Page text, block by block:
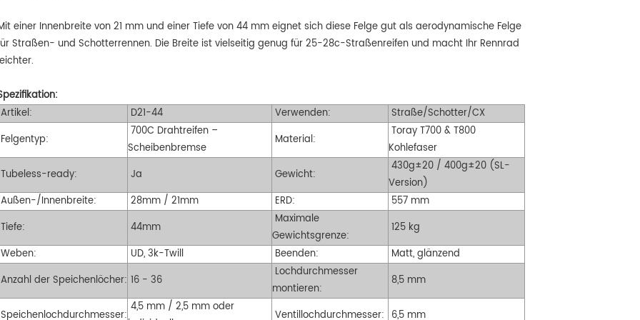
suchen, oder größere Fahrer.
geeignet für eine große Auswahl an
mm bis 55 mm.
einer Innenbreite von 21 mm und einer Tiefe von 44 mm eignet sich diese Felge gut als aerodynamische Felge
Straßen- und Schotterrennen. Die Breite ist vielseitig genug für 25-28c-Straßenreifen und macht Ihr Rennrad
Artikel:
D21-44 Verwenden:
Straße/Schotter/CX
Felgentyp:
700C Drahtreifen –
Scheibenbremse
Material:
Toray T700 & T800
Kohlefaser
Tubeless-ready:
Ja Gewicht:
430g±20 / 400g±20 (SL-
Version)
Außen-/Innenbreite:
28mm / 21mm ERD:
557 mm
Tiefe:
44mm
Maximale
Gewichtsgrenze:
125 kg
Weben:
UD, 3k-Twill Beenden:
Matt, glänzend
Anzahl der Speichenlöcher: 16 - 36
Lochdurchmesser
montieren:
8,5 mm
Speichenlochdurchmesser:
4,5 mm / 2,5 mm oder
Ventillochdurchmesser: 6,5 mm